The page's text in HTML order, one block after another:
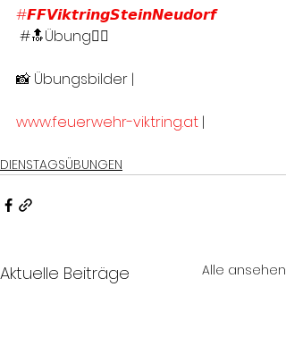
#𝙁𝙁𝙑𝙞𝙠𝙩𝙧𝙞𝙣𝙜𝙎𝙩𝙚𝙞𝙣𝙉𝙚𝙪𝙙𝙤𝙧𝙛
#🔝Übung👍🏻
📸 Übungsbilder |
www.feuerwehr-viktring.at |
DIENSTAGSÜBUNGEN
Aktuelle Beiträge Alle ansehen